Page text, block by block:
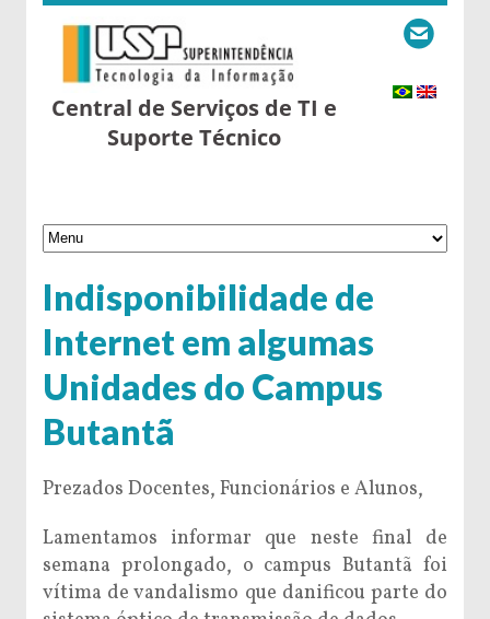
Central de Serviços de TI e
Suporte Técnico
Indisponibilidade de
Internet em algumas
Unidades do Campus
Butantã
Prezados Docentes, Funcionários e Alunos,
Lamentamos informar que neste final de
semana prolongado, o campus Butantã foi
vítima de vandalismo que danificou parte do